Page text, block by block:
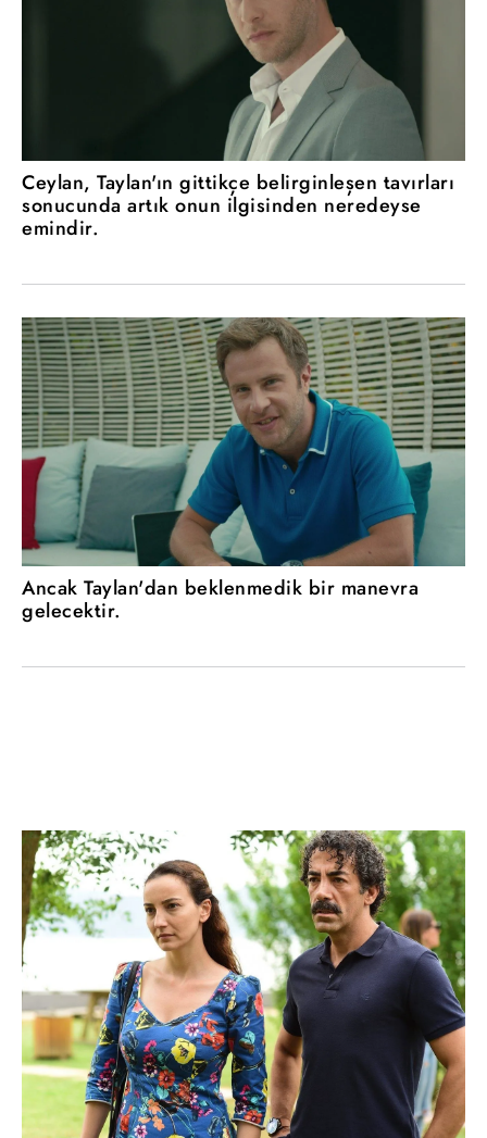
Ceylan, Taylan'ın gittikçe belirginleşen tavırları
sonucunda artık onun ilgisinden neredeyse
emindir.
Ancak Taylan'dan beklenmedik bir manevra
gelecektir.